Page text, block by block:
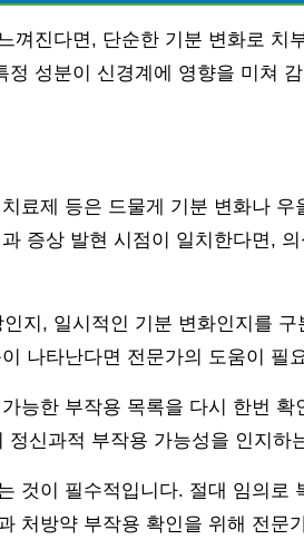
껴진다면, 단순한 기분 변화로 치
성분이 신경계에 영향을 미쳐
료제 등은 드물게 기분 변화나 우
증상 발현 시점이 일치한다면,
지, 일시적인 기분 변화인지를
나타난다면 전문가의 도움이 필
능한 부작용 목록을 다시 한번 확
신과적 부작용 가능성을 인지하
것이 필수적입니다. 절대 임의로
처방약 부작용 확인을 위해 전문